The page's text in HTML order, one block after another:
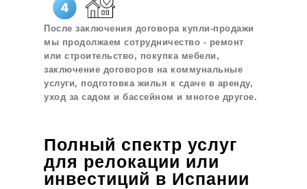
После заключения договора купли-продажи
мы продолжаем сотрудничество - ремонт
или строительство, покупка мебели,
заключение договоров на коммунальные
услуги, подготовка жилья к сдаче в аренду,
уход за садом и бассейном и многое другое.
Полный спектр услуг
для релокации или
инвестиций в Испании